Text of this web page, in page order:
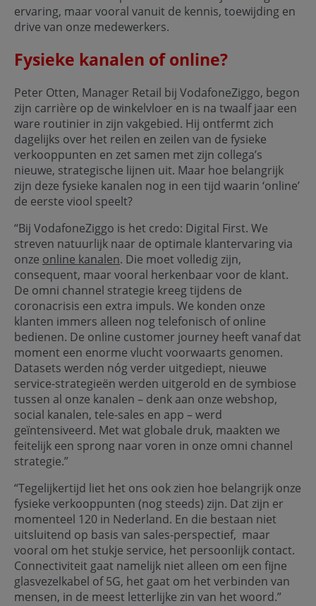
ervaring, maar vooral vanuit de kennis, toewijding en
drive van onze medewerkers.
Fysieke kanalen of online?
Peter Otten, Manager Retail bij VodafoneZiggo, begon
zijn carrière op de winkelvloer en is na twaalf jaar een
ware routinier in zijn vakgebied. Hij ontfermt zich
dagelijks over het reilen en zeilen van de fysieke
verkooppunten en zet samen met zijn collega’s
nieuwe, strategische lijnen uit. Maar hoe belangrijk
zijn deze fysieke kanalen nog in een tijd waarin ‘online’
de eerste viool speelt?
“Bij VodafoneZiggo is het credo: Digital First. We
streven natuurlijk naar de optimale klantervaring via
onze online kanalen. Die moet volledig zijn,
consequent, maar vooral herkenbaar voor de klant.
De omni channel strategie kreeg tijdens de
coronacrisis een extra impuls. We konden onze
klanten immers alleen nog telefonisch of online
bedienen. De online customer journey heeft vanaf dat
moment een enorme vlucht voorwaarts genomen.
Datasets werden nóg verder uitgediept, nieuwe
service-strategieën werden uitgerold en de symbiose
tussen al onze kanalen – denk aan onze webshop,
social kanalen, tele-sales en app – werd
geïntensiveerd. Met wat globale druk, maakten we
feitelijk een sprong naar voren in onze omni channel
strategie.”
“Tegelijkertijd liet het ons ook zien hoe belangrijk onze
fysieke verkooppunten (nog steeds) zijn. Dat zijn er
momenteel 120 in Nederland. En die bestaan niet
uitsluitend op basis van sales-perspectief, maar
vooral om het stukje service, het persoonlijk contact.
Connectiviteit gaat namelijk niet alleen om een fijne
glasvezelkabel of 5G, het gaat om het verbinden van
mensen, in de meest letterlijke zin van het woord.”